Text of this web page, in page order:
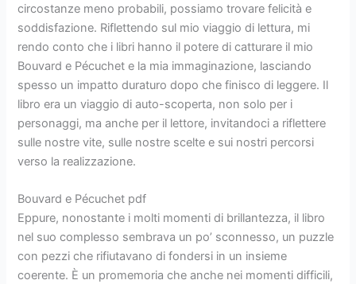
circostanze meno probabili, possiamo trovare felicità e
soddisfazione. Riflettendo sul mio viaggio di lettura, mi
rendo conto che i libri hanno il potere di catturare il mio
Bouvard e Pécuchet e la mia immaginazione, lasciando
spesso un impatto duraturo dopo che finisco di leggere. Il
libro era un viaggio di auto-scoperta, non solo per i
personaggi, ma anche per il lettore, invitandoci a riflettere
sulle nostre vite, sulle nostre scelte e sui nostri percorsi
verso la realizzazione.
Bouvard e Pécuchet pdf
Eppure, nonostante i molti momenti di brillantezza, il libro
nel suo complesso sembrava un po’ sconnesso, un puzzle
con pezzi che rifiutavano di fondersi in un insieme
coerente. È un promemoria che anche nei momenti difficili,